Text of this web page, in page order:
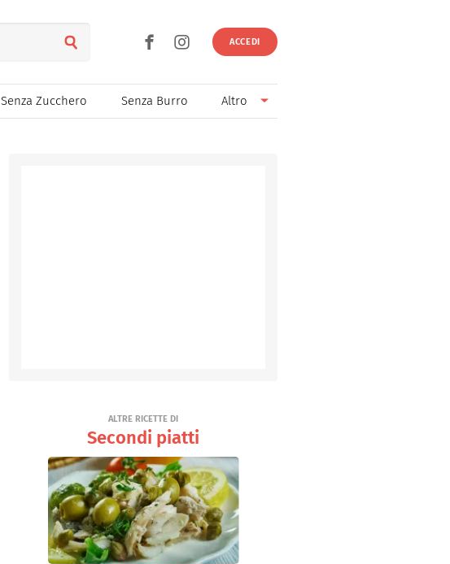
ACCEDI
Senza Zucchero Senza Burro Altro
ALTRE RICETTE DI
Secondi piatti